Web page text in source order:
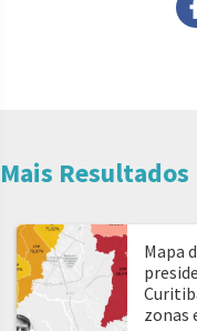
Mais Resultados
Mapa
zonas